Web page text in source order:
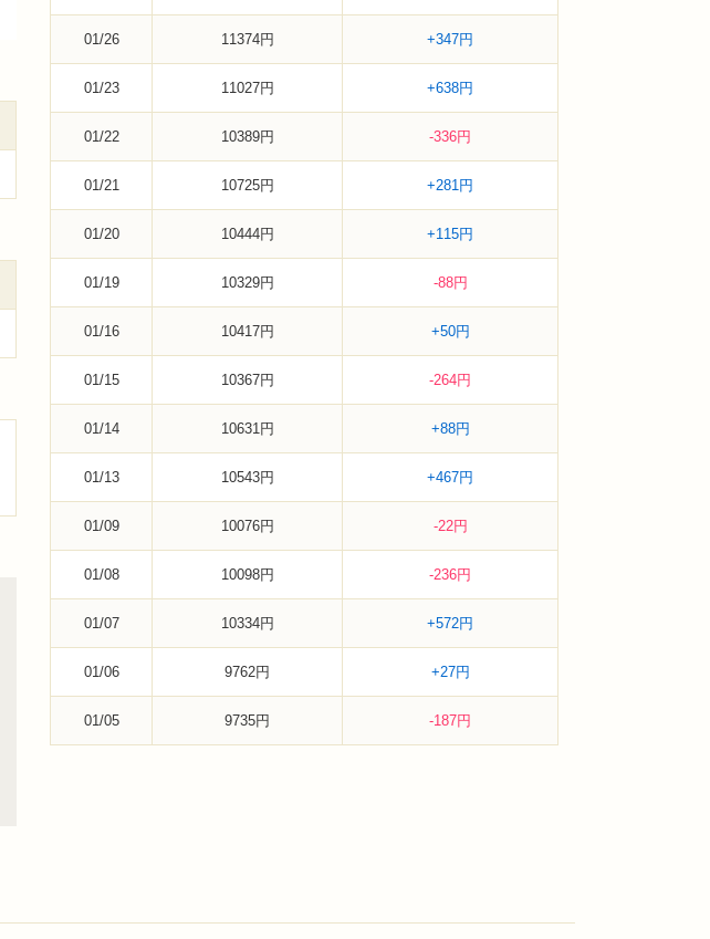
01/26 11374円 +347円
01/23 11027円 +638円
01/22 10389円 -336円
01/21 10725円 +281円
01/20 10444円 +115円
01/19 10329円 -88円
01/16 10417円 +50円
01/15 10367円 -264円
01/14 10631円 +88円
01/13 10543円 +467円
01/09 10076円 -22円
01/08 10098円 -236円
01/07 10334円 +572円
01/06 9762円 +27円
01/05 9735円 -187円